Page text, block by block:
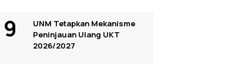
UNM Tetapkan Mekanisme
Peninjauan Ulang UKT
2026/2027